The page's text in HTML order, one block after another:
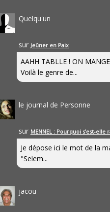
Quelqu'un
sur Jeûner en Paix
AAHH TABLLE ! ON
Voilà le genre de...
le journal de Personne
sur MENNEL : Pourquoi s’est-elle
Je dépose ici le mot de la
"Selem...
jacou